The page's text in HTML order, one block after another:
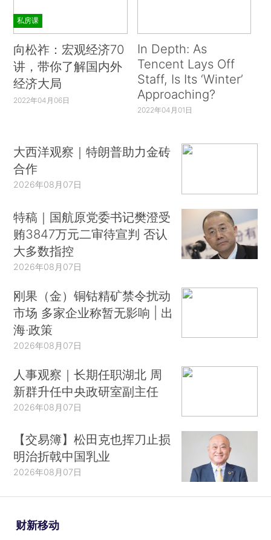
私房课
向松祚：宏观经济70
讲，带你了解国内外
经济大局
2022年04月06日
In Depth: As
Tencent Lays Off
Staff, Is Its ‘Winter’
Approaching?
2022年04月01日
大西洋观察｜特朗普助力金砖
合作
2026年08月07日
特稿｜国航原党委书记樊澄受
贿3847万元二审待宣判 否认
大多数指控
2026年08月07日
刚果（金）铜钴精矿禁令扰动
市场 多家企业称暂无影响 | 出
海·政策
2026年08月07日
人事观察｜长期任职湖北 周
新群升任中央政研室副主任
2026年08月07日
【交易簿】松田克也挥刀止损
明治折戟中国乳业
2026年08月07日
财新移动